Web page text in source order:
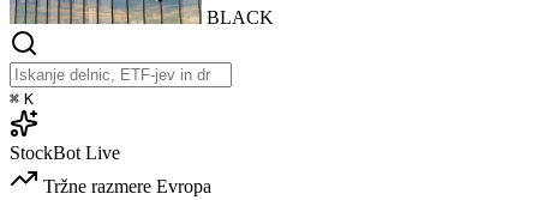
BLACK
⌘ K
StockBot Live
Tržne razmere Evropa